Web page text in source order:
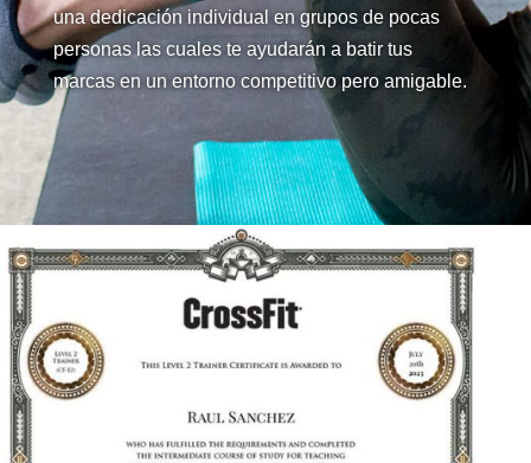
una dedicación individual en grupos de pocas
personas las cuales te ayudarán a batir tus
marcas en un entorno competitivo pero amigable.